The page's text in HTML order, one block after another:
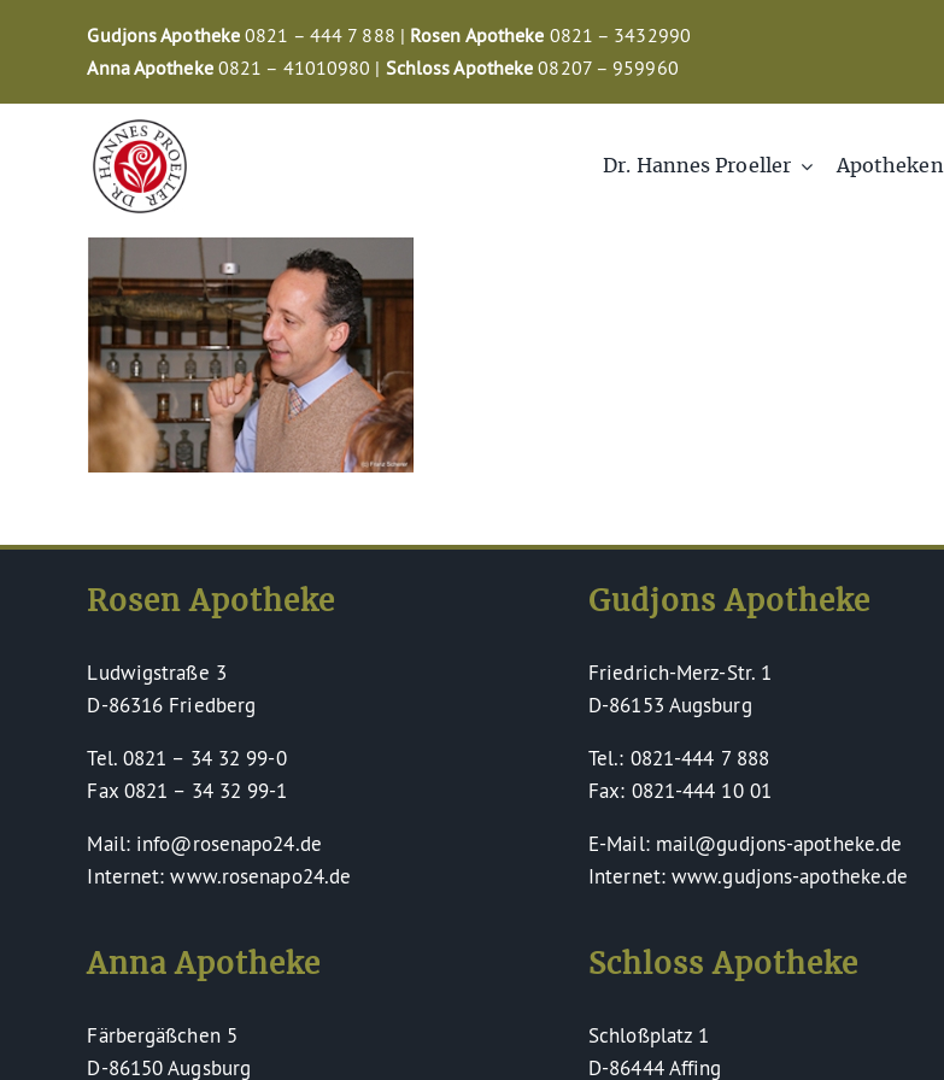
Gudjons Apotheke 0821 – 444 7 888 | Rosen Apotheke 0821 – 3432990
Anna Apotheke0821 – 41010980 | Schloss Apotheke 08207 – 959960
Dr. Hannes Proeller Apotheken
Rosen Apotheke
Ludwigstraße 3
D-86316 Friedberg
Tel. 0821 – 34 32 99-0
Fax 0821 – 34 32 99-1
Mail: info@rosenapo24.de
Internet: www.rosenapo24.de
Anna Apotheke
Färbergäßchen 5
D-86150 Augsburg
Gudjons Apotheke
Friedrich-Merz-Str. 1
D-86153 Augsburg
Tel.: 0821-444 7 888
Fax: 0821-444 10 01
E-Mail: mail@gudjons-apotheke.de
Internet: www.gudjons-apotheke.de
Schloss Apotheke
Schloßplatz 1
D-86444 Affing